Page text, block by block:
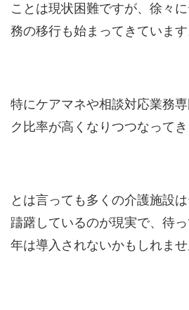
ことは現状困難ですが、徐々
務の移行も始まってきています
特にケアマネや相談対応業務
ク比率が高くなりつつなってき
とは言っても多くの介護施設
躊躇しているのが現実で、待
年は導入されないかもしれませ